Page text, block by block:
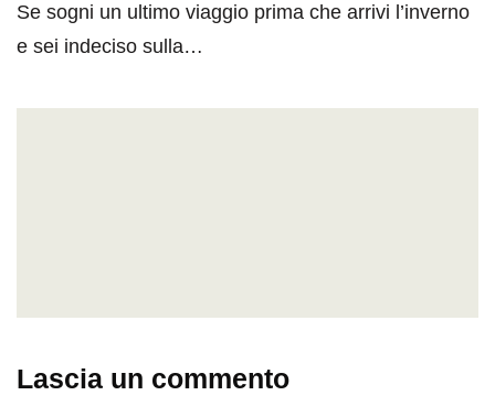
Se sogni un ultimo viaggio prima che arrivi l’inverno
e sei indeciso sulla…
Lascia un commento